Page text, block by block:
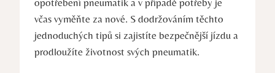
včas vyměňte za nové. S dodržováním těchto
jednoduchých tipů si zajistíte bezpečnější jízdu a
prodloužíte životnost svých pneumatik.